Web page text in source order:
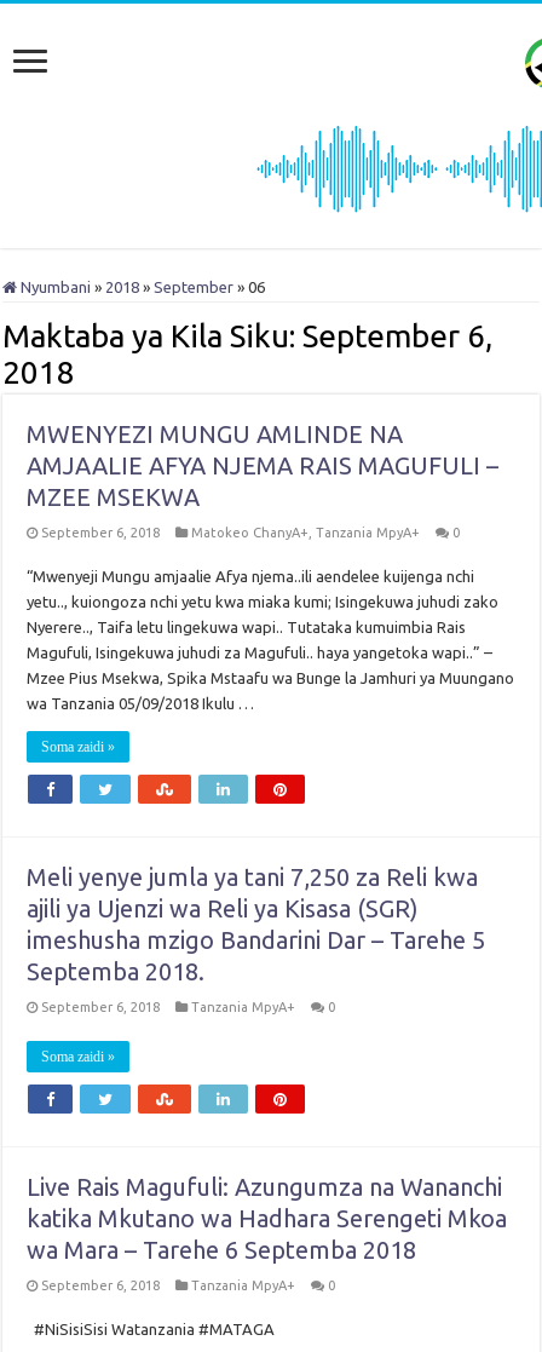
Nyumbani » 2018 » September » 06
Maktaba ya Kila Siku:September 6,
2018
MWENYEZI MUNGU AMLINDE NA
AMJAALIE AFYA NJEMA RAIS MAGUFULI –
MZEE MSEKWA
September 6, 2018 Matokeo ChanyA+ ,Tanzania MpyA+ 0
“Mwenyeji Mungu amjaalie Afya njema..ili aendelee kuijenga nchi
yetu.., kuiongoza nchi yetu kwa miaka kumi; Isingekuwa juhudi zako
Nyerere.., Taifa letu lingekuwa wapi.. Tutataka kumuimbia Rais
Magufuli, Isingekuwa juhudi za Magufuli.. haya yangetoka wapi..” –
Mzee Pius Msekwa, Spika Mstaafu wa Bunge la Jamhuri ya Muungano
wa Tanzania 05/09/2018 Ikulu …
Soma zaidi »
Meli yenye jumla ya tani 7,250 za Reli kwa
ajili ya Ujenzi wa Reli ya Kisasa (SGR)
imeshusha mzigo Bandarini Dar – Tarehe 5
Septemba 2018.
September 6, 2018 Tanzania MpyA+ 0
Soma zaidi »
Live Rais Magufuli: Azungumza na Wananchi
katika Mkutano wa Hadhara Serengeti Mkoa
wa Mara – Tarehe 6 Septemba 2018
September 6, 2018 Tanzania MpyA+ 0
#NiSisiSisi Watanzania #MATAGA